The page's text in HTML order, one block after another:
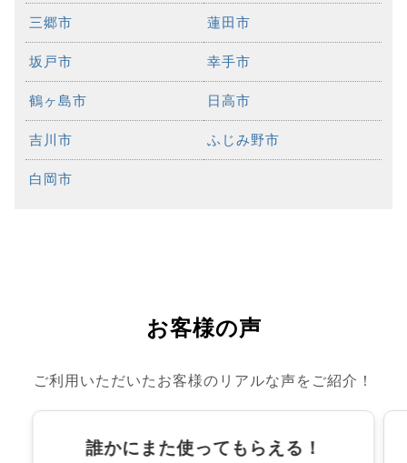
三郷市 蓮田市
坂戸市 幸手市
鶴ヶ島市 日高市
吉川市 ふじみ野市
白岡市
お客様の声
ご利用いただいたお客様のリアルな声をご紹介！
誰かにまた使ってもらえる！